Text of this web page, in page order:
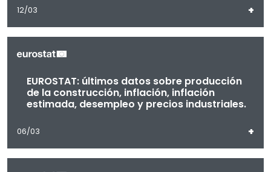
12/03 +
EUROSTAT: últimos datos sobre producción
de la construcción, inflación, inflación
estimada, desempleo y precios industriales.
06/03 +